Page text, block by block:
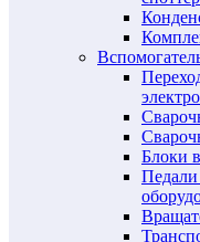
Блоки
Педали